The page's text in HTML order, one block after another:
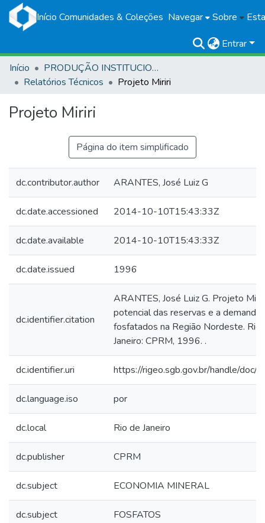
Início Comunidades & Coleções Navegar Sobre
Entrar
Início
PRODUÇÃO INSTITUCIONAL
Relatórios Técnicos
Projeto Miriri
Projeto Miriri
Página do item simplificado
dc.contributor.author ARANTES, José Luiz G
dc.date.accessioned 2014-10-10T15:43:33Z
dc.date.available 2014-10-10T15:43:33Z
dc.date.issued 1996
dc.identifier.citation
ARANTES, José Luiz G. Projeto
potencial das reservas e a demanda
fosfatados na Região Nordeste. Rio
Janeiro: CPRM, 1996. .
dc.identifier.uri https://rigeo.sgb.gov.br/handle/doc/
dc.language.iso por
dc.local Rio de Janeiro
dc.publisher CPRM
dc.subject ECONOMIA MINERAL
dc.subject FOSFATOS